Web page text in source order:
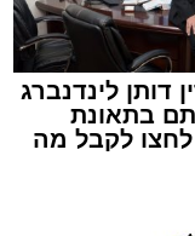
את השיחה,
מתנדב
מתנדב
דותן לינדנברג
בתאונת
לחצו לקבל מה